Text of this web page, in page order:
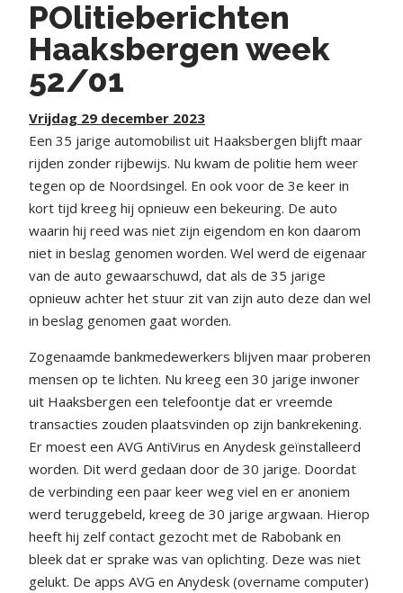
POlitieberichten
Haaksbergen week
52/01
Vrijdag 29 december 2023
Een 35 jarige automobilist uit Haaksbergen blijft maar
rijden zonder rijbewijs. Nu kwam de politie hem weer
tegen op de Noordsingel. En ook voor de 3e keer in
kort tijd kreeg hij opnieuw een bekeuring. De auto
waarin hij reed was niet zijn eigendom en kon daarom
niet in beslag genomen worden. Wel werd de eigenaar
van de auto gewaarschuwd, dat als de 35 jarige
opnieuw achter het stuur zit van zijn auto deze dan wel
in beslag genomen gaat worden.
Zogenaamde bankmedewerkers blijven maar proberen
mensen op te lichten. Nu kreeg een 30 jarige inwoner
uit Haaksbergen een telefoontje dat er vreemde
transacties zouden plaatsvinden op zijn bankrekening.
Er moest een AVG AntiVirus en Anydesk geïnstalleerd
worden. Dit werd gedaan door de 30 jarige. Doordat
de verbinding een paar keer weg viel en er anoniem
werd teruggebeld, kreeg de 30 jarige argwaan. Hierop
heeft hij zelf contact gezocht met de Rabobank en
bleek dat er sprake was van oplichting. Deze was niet
gelukt. De apps AVG en Anydesk (overname computer)